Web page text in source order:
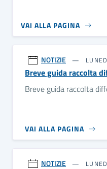
VAI ALLA PAGINA
NOTIZIE
Breve guida raccolta
Breve guida raccolta
VAI ALLA PAGINA
NOTIZIE